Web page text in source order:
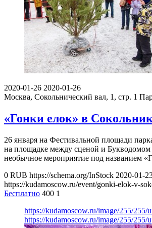
2020-01-26 2020-01-26
Москва, Сокольнический вал, 1, стр. 1
«Гонки елок» в
26 января на Фестивальной площади
на площадке между сценой и Букводомом
необычное мероприятие под названием
0 RUB https://schema.org/InStock 2020-01-
https://kudamoscow.ru/event/gonki-elok-v-
Бесплатно 400 1
https://kudamoscow.ru/image/255/255/
https://kudamoscow.ru/image/255/255/